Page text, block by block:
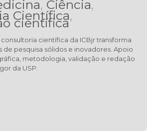
, Ciência,
Científica,
científica
científica da ICBjr transforma
de pesquisa sólidos e inovadores. Apoio
metodologia, validação e redação
da USP.